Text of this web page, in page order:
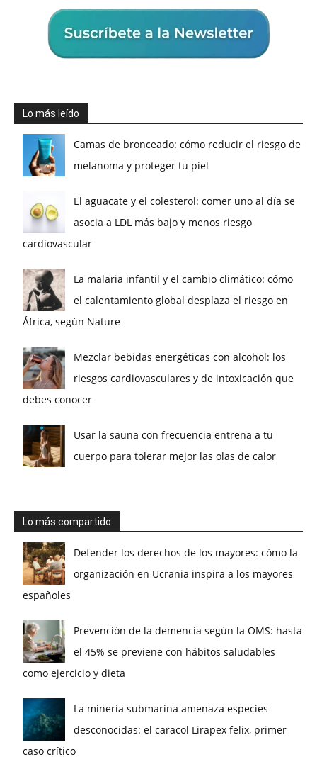
Lo más leído
Camas de bronceado: cómo reducir el riesgo de
melanoma y proteger tu piel
El aguacate y el colesterol: comer uno al día se
asocia a LDL más bajo y menos riesgo
cardiovascular
La malaria infantil y el cambio climático: cómo
el calentamiento global desplaza el riesgo en
África, según Nature
Mezclar bebidas energéticas con alcohol: los
riesgos cardiovasculares y de intoxicación que
debes conocer
Usar la sauna con frecuencia entrena a tu
cuerpo para tolerar mejor las olas de calor
Lo más compartido
Defender los derechos de los mayores: cómo la
organización en Ucrania inspira a los mayores
españoles
Prevención de la demencia según la OMS: hasta
el 45% se previene con hábitos saludables
como ejercicio y dieta
La minería submarina amenaza especies
desconocidas: el caracol Lirapex felix, primer
caso crítico